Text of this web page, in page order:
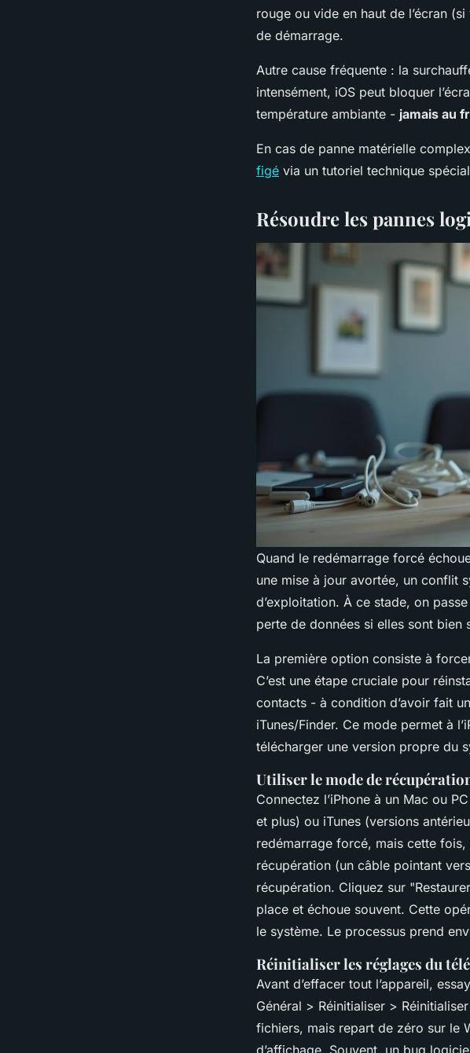
rouge ou vide en haut de l’écran
de démarrage.
Autre cause fréquente : la
intensément, iOS peut bloquer
température ambiante - jamais au
En cas de panne matérielle
figé via un tutoriel technique
Résoudre les pannes
Quand le redémarrage forcé
une mise à jour avortée, un conflit
d’exploitation. À ce stade, on
perte de données si elles sont bien
La première option consiste à
C’est une étape cruciale pour
contacts - à condition d’avoir fait
iTunes/Finder. Ce mode permet à
télécharger une version propre du
Utiliser le mode de
Connectez l’iPhone à un Mac ou
et plus) ou iTunes (versions
redémarrage forcé, mais cette
récupération (un câble pointant
récupération. Cliquez sur
place et échoue souvent. Cette
le système. Le processus prend
Réinitialiser les réglages du
Avant d’effacer tout l’appareil,
Général > Réinitialiser >
fichiers, mais repart de zéro sur le